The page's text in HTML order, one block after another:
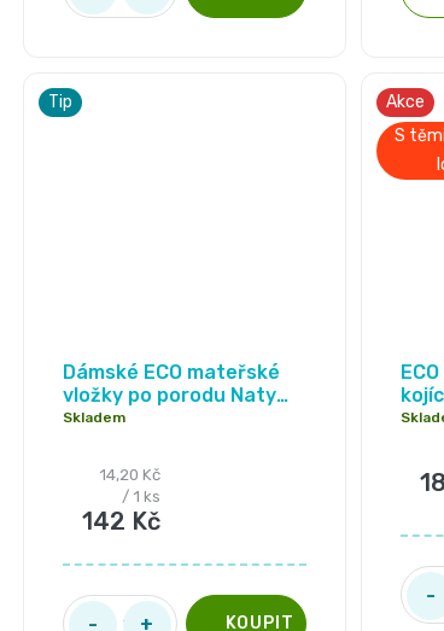
Tip
Dámské ECO mateřské
vložky po porodu Naty
(10 ks)
hodnocení
produktu
hvězdiček.
Skladem
142 Kč
Měrná
cena:
14,20 Kč
/ 1 ks
Akce
S